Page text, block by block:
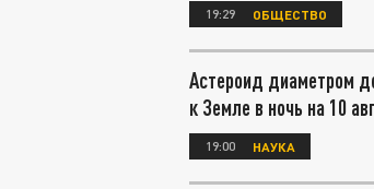
19:29 ОБЩЕСТВО
Астероид диаметром
к Земле в ночь на 10
19:00 НАУКА